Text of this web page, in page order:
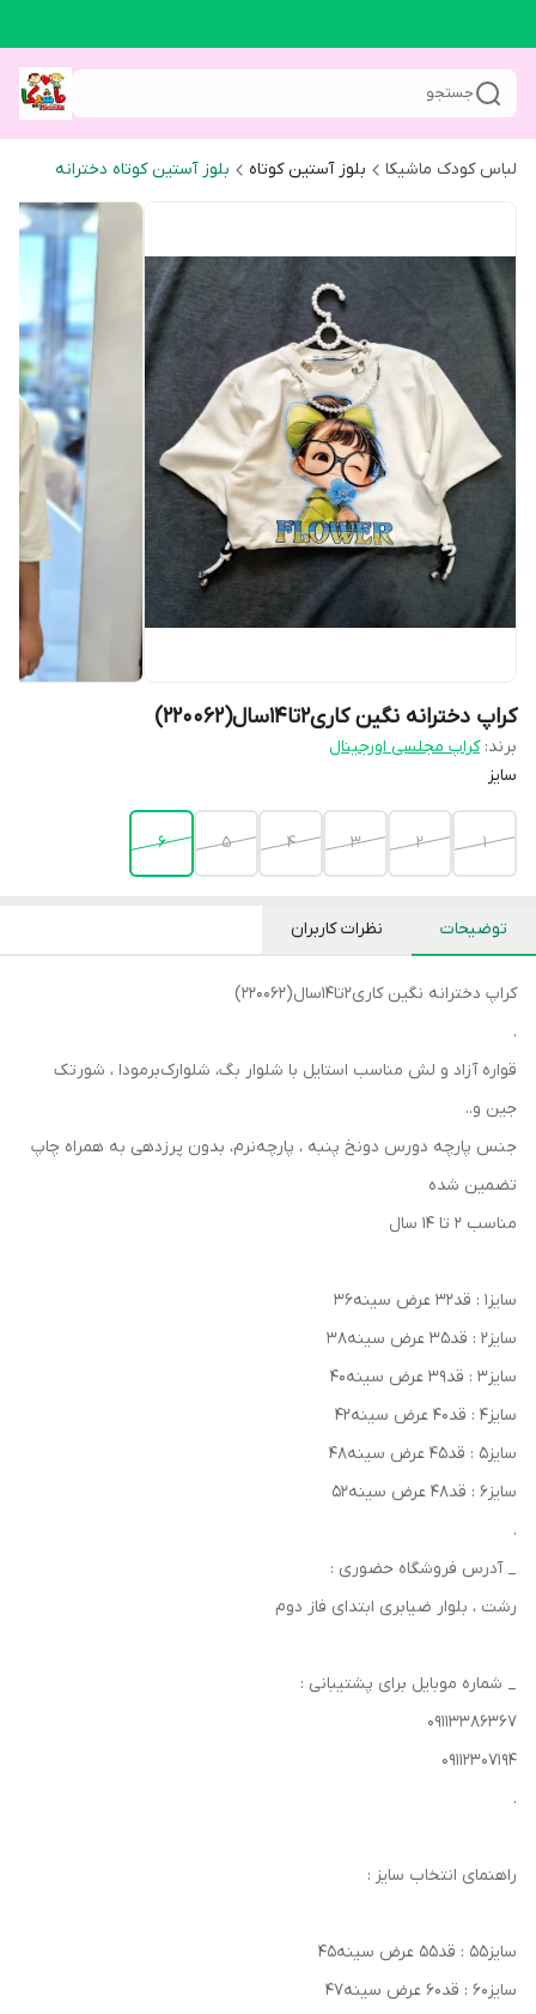
جستجو
لباس کودک ماشیکا بلوز آستین کوتاه بلوز آستین کوتاه دخترانه
کراپ دخترانه نگین کاری۲تا۱۴سال(220062)
برند: کراپ مجلسی اورجینال
سایز
۱ ۲ ۳ ۴ ۵ ۶
توضیحات نظرات کاربران
کراپ دخترانه نگین کاری۲تا۱۴سال(220062)
.
قواره آزاد و لش مناسب استایل با شلوار بگ، شلوارک‌برمودا ، شورتک
جین و..
جنس پارچه دورس دونخ پنبه ، پارچه‌نرم‌‌، بدون پرزدهی به همراه چاپ
تضمین شده
مناسب ۲ تا ۱۴ سال
سایز۱ : قد۳۲ عرض سینه۳۶
سایز۲ : قد۳۵ عرض سینه۳۸
سایز۳ : قد۳۹ عرض سینه۴۰
سایز۴ : قد۴۰ عرض سینه۴۲
سایز۵ : قد۴۵ عرض سینه۴۸
سایز۶ : قد۴۸ عرض سینه۵۲
.
_ آدرس فروشگاه حضوری :
رشت ، بلوار ضیابری ابتدای فاز دوم
_ شماره موبایل برای پشتیبانی :
۰۹۱۱۳۳۸۶۳۶۷
۰۹۱۱۲۳۰۷۱۹۴
.
راهنمای انتخاب سایز :
سایز۵۵ : قد۵۵ عرض سینه۴۵
سایز۶۰ : قد۶۰ عرض سینه۴۷